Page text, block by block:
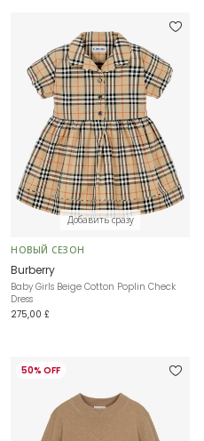
Добавить сразу
НОВЫЙ СЕЗОН
Burberry
Baby Girls Beige Cotton Poplin Check
Dress
275,00 £
50% OFF